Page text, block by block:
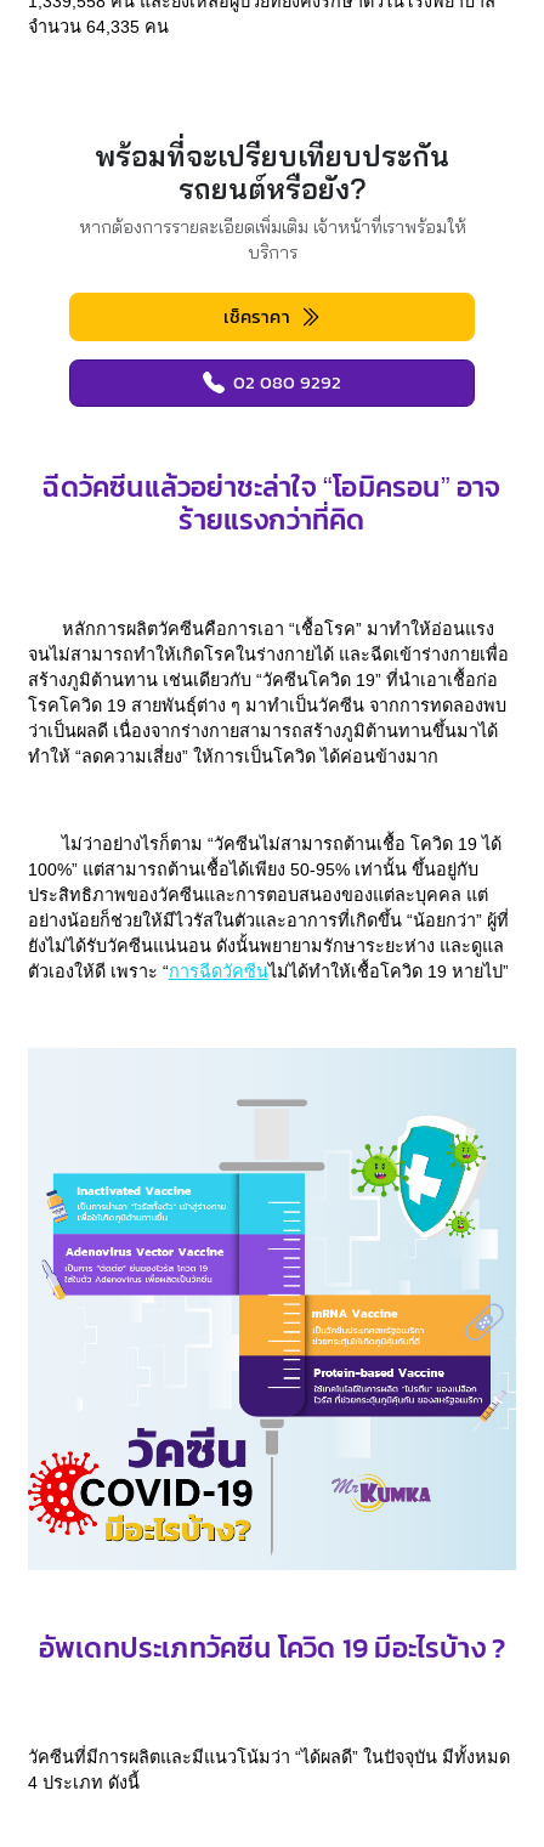
จำนวน 64,335 คน
พร้อมที่จะเปรียบเทียบประกัน
รถยนต์หรือยัง?
หากต้องการรายละเอียดเพิ่มเติม เจ้าหน้าที่เราพร้อมให้
บริการ
เช็คราคา
02 080 9292
ฉีดวัคซีนแล้วอย่าชะล่าใจ “โอมิครอน” อาจ
ร้ายแรงกว่าที่คิด
หลักการผลิตวัคซีนคือการเอา “เชื้อโรค” มาทำให้อ่อนแรง
จนไม่สามารถทำให้เกิดโรคในร่างกายได้ และฉีดเข้าร่างกายเพื่อ
สร้างภูมิต้านทาน เช่นเดียวกับ “วัคซีนโควิด 19” ที่นำเอาเชื้อก่อ
โรคโควิด 19 สายพันธุ์ต่าง ๆ มาทำเป็นวัคซีน จากการทดลองพบ
ว่าเป็นผลดี เนื่องจากร่างกายสามารถสร้างภูมิต้านทานขึ้นมาได้
ทำให้ “ลดความเสี่ยง” ให้การเป็นโควิด ได้ค่อนข้างมาก
ไม่ว่าอย่างไรก็ตาม “วัคซีนไม่สามารถต้านเชื้อ โควิด 19 ได้
100%” แต่สามารถต้านเชื้อได้เพียง 50-95% เท่านั้น ขึ้นอยู่กับ
ประสิทธิภาพของวัคซีนและการตอบสนองของแต่ละบุคคล แต่
อย่างน้อยก็ช่วยให้มีไวรัสในตัวและอาการที่เกิดขึ้น “น้อยกว่า” ผู้ที่
ยังไม่ได้รับวัคซีนแน่นอน ดังนั้นพยายามรักษาระยะห่าง และดูแล
ตัวเองให้ดี เพราะ “การฉีดวัคซีนไม่ได้ทำให้เชื้อโควิด 19 หายไป”
อัพเดทประเภทวัคซีน โควิด 19 มีอะไรบ้าง ?
วัคซีนที่มีการผลิตและมีแนวโน้มว่า “ได้ผลดี” ในปัจจุบัน มีทั้งหมด
4 ประเภท ดังนี้